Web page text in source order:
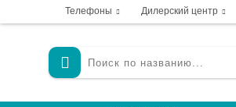
Телефоны Дилерский центр